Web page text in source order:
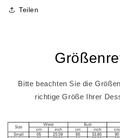
Teilen
Bitte beachten Sie die
richtige Größe Ihrer